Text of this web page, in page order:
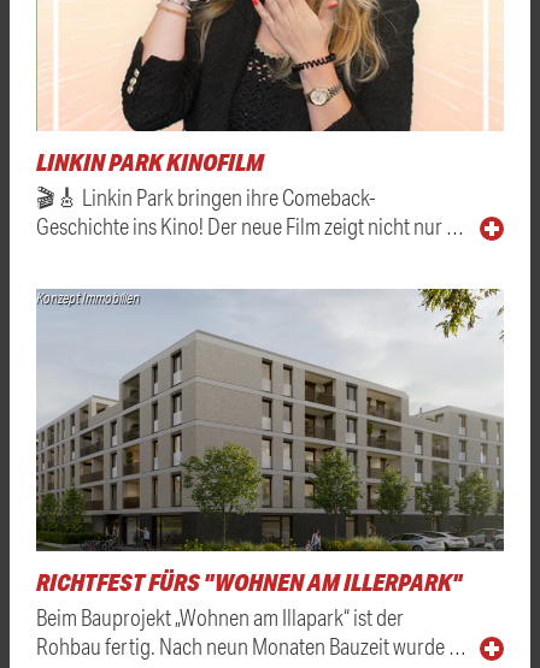
LINKIN PARK KINOFILM
🎬🎸 Linkin Park bringen ihre Comeback-
Geschichte ins Kino! Der neue Film zeigt nicht nur …
Konzept Immobilien
RICHTFEST FÜRS "WOHNEN AM ILLERPARK"
Beim Bauprojekt „Wohnen am Illapark“ ist der
Rohbau fertig. Nach neun Monaten Bauzeit wurde …